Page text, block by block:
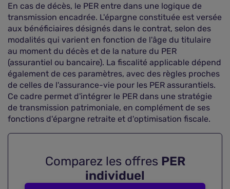
En cas de décès, le PER entre dans une logique de
transmission encadrée. L'épargne constituée est versée
aux bénéficiaires désignés dans le contrat, selon des
modalités qui varient en fonction de l'âge du titulaire
au moment du décès et de la nature du PER
(assurantiel ou bancaire). La fiscalité applicable dépend
également de ces paramètres, avec des règles proches
de celles de l'assurance-vie pour les PER assurantiels.
Ce cadre permet d'intégrer le PER dans une stratégie
de transmission patrimoniale, en complément de ses
fonctions d'épargne retraite et d'optimisation fiscale.
Comparez les offres PER
individuel